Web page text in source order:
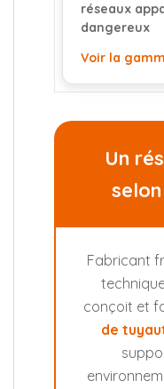
réseaux
dangereux
Voir la
Un
Fabricant
conçoit et
de